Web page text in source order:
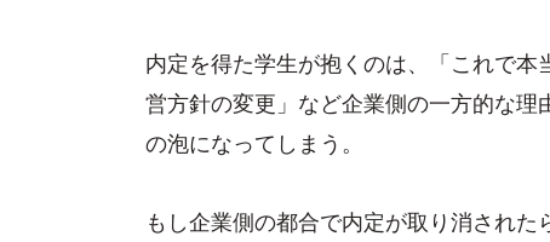
内定を得た学生が抱くのは、「これで
営方針の変更」など企業側の一方的な
の泡になってしまう。
もし企業側の都合で内定が取り消され